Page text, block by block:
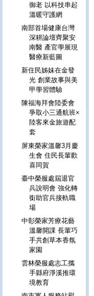
御老 以科技串起
溫暖守護網
南部首場健康台灣
深耕論壇齊聚安
南醫 產官學展現
醫療新藍圖
新住民姊妹在金發
光 創業故事與美
甲學習體驗
陳福海拜會陸委會
爭取小三通航班×
陸客來金旅遊配
套
屏東榮家溫馨3月慶
生會 住民長輩歡
喜同賀
臺中榮服處屆退官
兵說明會 強化轉
銜助官兵接軌職
場
中彰榮家芳療花藝
溫馨開課 長輩巧
手共創草本香氛
家園
雲林榮服處志工攜
手縣府淨溪推環
境教育